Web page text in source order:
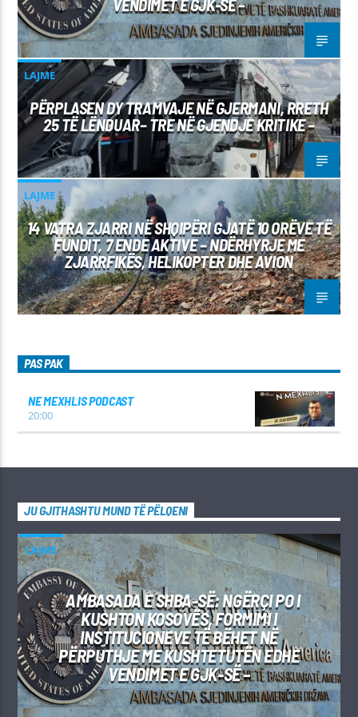
VENDIMET E GJK-SË –
LAJME
PËRPLASEN DY TRAMVAJE NË GJERMANI, RRETH
25 TË LËNDUAR– TRE NË GJENDJE KRITIKE –
LAJME
14 VATRA ZJARRI NË SHQIPËRI GJATË 10 ORËVE TË
FUNDIT, 7 ENDE AKTIVE – NDËRHYRJE ME
ZJARRFIKËS, HELIKOPTER DHE AVION
PAS PAK
NE MEXHLIS PODCAST
20:00
JU GJITHASHTU MUND TË PËLQENI
LAJME
AMBASADA E SHBA-SË: NGËRÇI PO I
KUSHTON KOSOVËS, FORMIMI I
INSTITUCIONEVE TË BËHET NË
PËRPUTHJE ME KUSHTETUTËN EDHE
VENDIMET E GJK-SË –